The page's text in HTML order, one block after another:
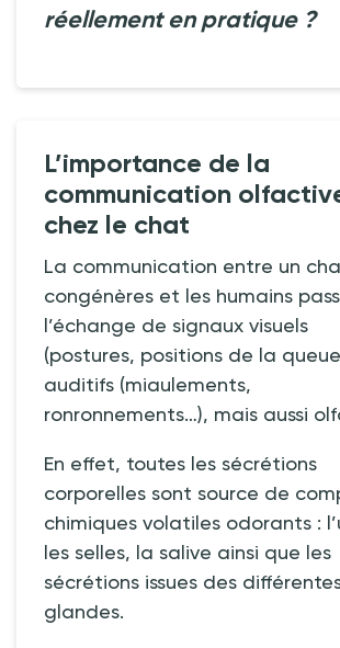
réellement en pratique ?
L’importance de la
communication
chez le chat
La communication entre un
congénères et les humains
l’échange de signaux visuels
(postures, positions de la
auditifs (miaulements,
ronronnements…), mais aussi
En effet, toutes les sécrétions
corporelles sont source de
chimiques volatiles odorants :
les selles, la salive ainsi que les
sécrétions issues des
glandes.